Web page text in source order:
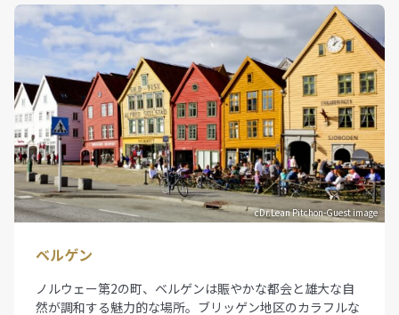
cDr.Lean Pitchon-Guest image
ベルゲン
ノルウェー第2の町、ベルゲンは賑やかな都会と雄大な自
然が調和する魅力的な場所。ブリッゲン地区のカラフルな